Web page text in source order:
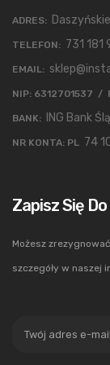
umożliwi
każdego
szczegółu
ADRES:
TELEFON: 731 181
EMAIL:
NIP: 6312701537 /
BANK: ING Bank
NR KONTA: PL 74
Zapisz Się
Możesz
szczegóły w naszej